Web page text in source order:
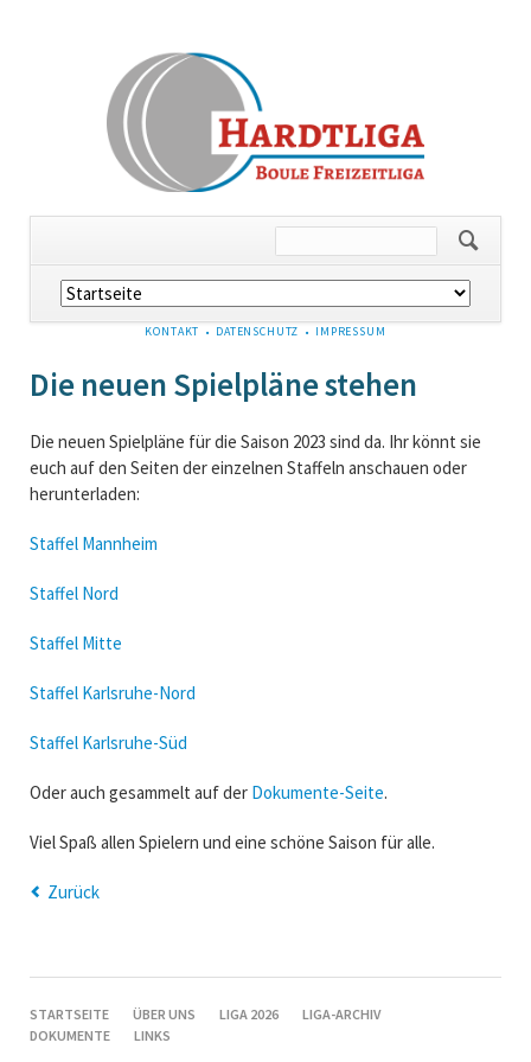
Navigation
überspringen
NAVIGATION
KONTAKT DATENSCHUTZ IMPRESSUM
Die neuen Spielpläne stehen
Die neuen Spielpläne für die Saison 2023 sind da. Ihr könnt sie
euch auf den Seiten der einzelnen Staffeln anschauen oder
herunterladen:
Staffel Mannheim
Staffel Nord
Staffel Mitte
Staffel Karlsruhe-Nord
Staffel Karlsruhe-Süd
Oder auch gesammelt auf der Dokumente-Seite.
Viel Spaß allen Spielern und eine schöne Saison für alle.
Zurück
NAVIGATION
ÜBERSPRINGEN
STARTSEITE ÜBER UNS LIGA 2026
LIGA-ARCHIV
DOKUMENTE
LINKS